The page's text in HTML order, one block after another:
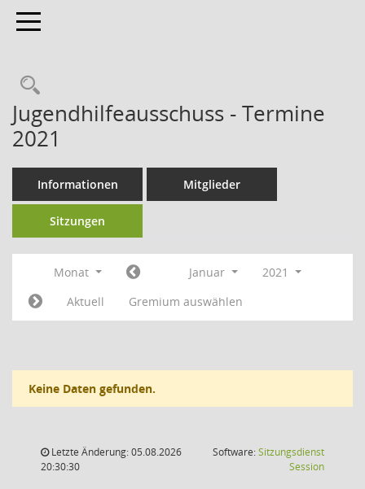
Toggle navigation
Jugendhilfeausschuss - Termine
2021
Informationen Mitglieder
Sitzungen
Monat Januar
2021
Aktuell
Gremium auswählen
Keine Daten gefunden.
Letzte Änderung: 05.08.2026
20:30:30
Software:Sitzungsdienst
Session(Wird in